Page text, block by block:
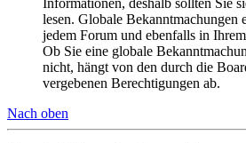
lesen. Globale Bekanntmachungen
jedem Forum und ebenfalls in
Ob Sie eine globale
nicht, hängt von den durch die
vergebenen Berechtigungen ab.
Nach oben